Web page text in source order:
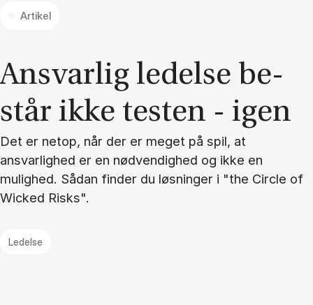
Artikel
An­svar­lig le­del­se be­
står ikke te­sten - igen
Det er netop, når der er meget på spil, at
ansvarlighed er en nødvendighed og ikke en
mulighed. Sådan finder du løsninger i "the Circle of
Wicked Risks".
Ledelse